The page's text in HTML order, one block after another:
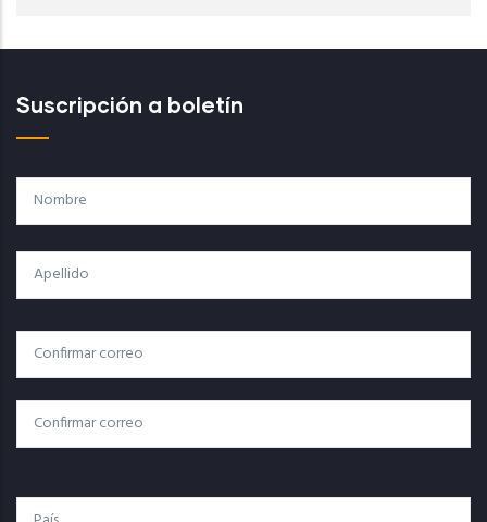
Suscripción a boletín
Nombre
Apellido
Correo
Electrónico
Correo Electrónico
Confirmar Correo
País